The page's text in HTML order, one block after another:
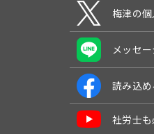
梅津の
メッセ
読み込
社労士